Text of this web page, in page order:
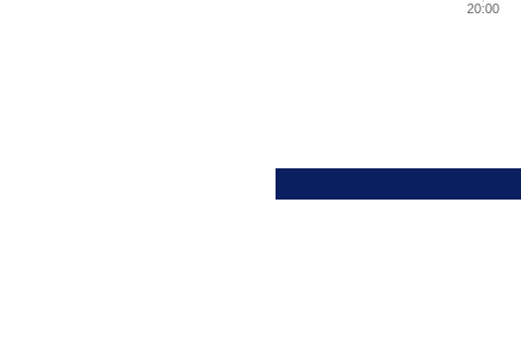
20:00